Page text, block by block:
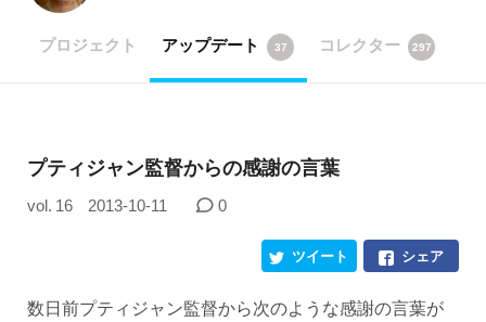
プロジェクト アップデート 37 コレクター 297
プティジャン監督からの感謝の言葉
vol. 16 2013-10-11 0
シェア
ツイート
数日前プティジャン監督から次のような感謝の言葉が